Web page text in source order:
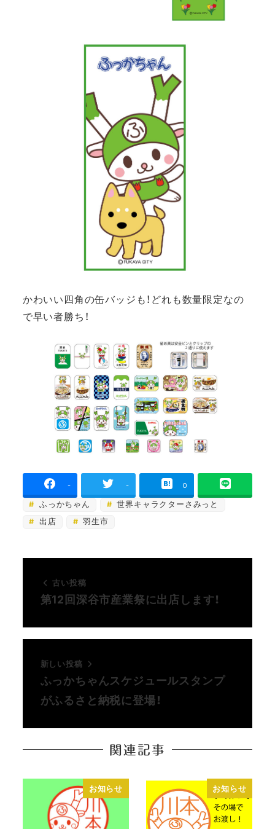
かわいい四角の缶バッジも！どれも数量限定なの
で早い者勝ち！
- - 0
ふっかちゃん
世界キャラクターさみっと
出店
羽生市
古い投稿
第12回深谷市産業祭に出店します！
新しい投稿
ふっかちゃんスケジュールスタンプ
がふるさと納税に登場！
関連記事
お知らせ お知らせ